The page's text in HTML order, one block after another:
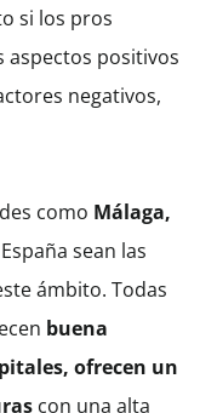
si los pros
aspectos positivos
negativos,
como Málaga,
sean las
ámbito. Todas
buena
ofrecen un
con una alta